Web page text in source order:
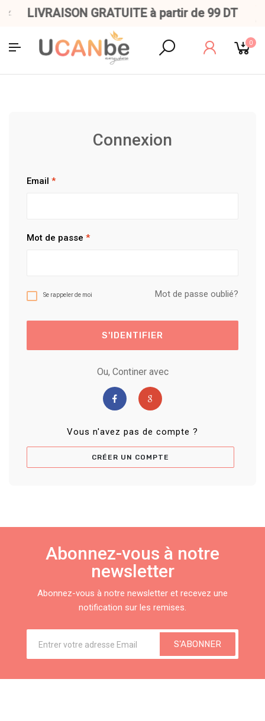
LIVRAISON GRATUITE à partir de 99 DT
0
Connexion
Email *
Mot de passe *
Se rappeler de moi Mot de passe oublié?
S'IDENTIFIER
Ou, Continer avec
Vous n'avez pas de compte ?
CRÉER UN COMPTE
Abonnez-vous à notre
newsletter
Abonnez-vous à notre newsletter et recevez une
notification sur les remises.
S'ABONNER